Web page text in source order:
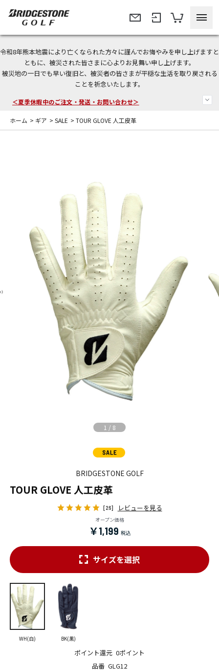
令和8年熊本地震により亡くなられた方々に謹んでお悔やみを申し上げますと
ともに、被災された皆さまに心よりお見舞い申し上げます。
被災地の一日でも早い復旧と、被災者の皆さまが平穏な生活を取り戻される
ことを祈念いたします。
今なら新規会員登録で1,000円OFFクーポンプレゼント！
＜商品配送に関するお知らせ＞
＜夏季休暇中のご注文・発送・お問い合わせ＞
ホーム > ギア > SALE > TOUR GLOVE 人工皮革
1 / 8
BRIDGESTONE GOLF
TOUR GLOVE 人工皮革
[26] レビューを見る
オープン価格
￥1,199
品番 GLG12
ポイント還元 0ポイント
サイズを選択
WH(白) BK(黒)